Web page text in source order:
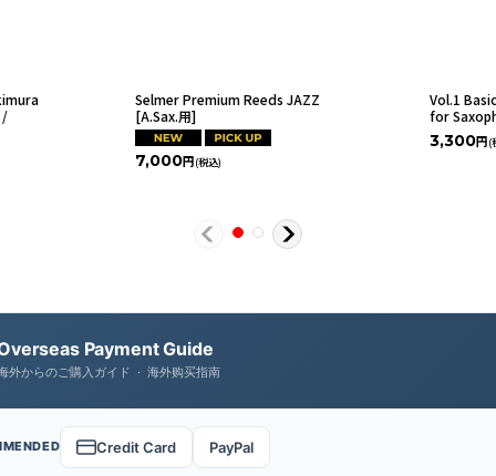
/
Selmer Premium Reeds JAZZ
[A.Sax.用]
7,000円 (税込)
Vol.1
for
3,300円 (
Payment Guide
外からのご購入ガイド · 海外购买指南
Credit Card PayPal